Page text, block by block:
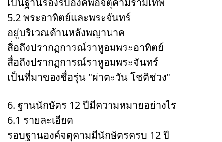
5.2 พระอาทิตย์และพระจันทร์
อยู่บริเวณด้านหลังพญานาค
สื่อถึงปรากฏการณ์ราหูอมพระอาทิตย์
สื่อถึงปรากฏการณ์ราหูอมพระจันทร์
เป็นที่มาของชื่อรุ่น "ผ่าตะวัน โชติช่วง"
6. ฐานนักษัตร 12 ปีมีความหมายอย่างไร
6.1 รายละเอียด
รอบฐานองค์จตุคามมีนักษัตรครบ 12 ปี